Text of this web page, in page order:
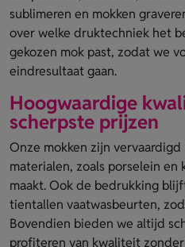
sublimeren en mokken
over welke druktechniek het
gekozen mok past, zodat we
eindresultaat gaan.
Hoogwaardige
scherpste prijzen
Onze mokken zijn
materialen, zoals porselein en
maakt. Ook de bedrukking
tientallen vaatwasbeurten,
Bovendien bieden we altijd
profiteren van kwaliteit